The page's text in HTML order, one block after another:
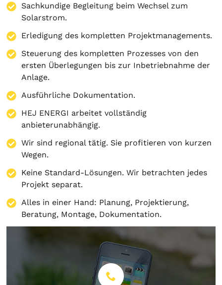
Sachkundige Begleitung beim Wechsel zum
Solarstrom.
Erledigung des kompletten Projektmanagements.
Steuerung des kompletten Prozesses von den
ersten Überlegungen bis zur Inbetriebnahme der
Anlage.
Ausführliche Dokumentation.
HEJ ENERGI arbeitet vollständig
anbieterunabhängig.
Wir sind regional tätig. Sie profitieren von kurzen
Wegen.
Keine Standard-Lösungen. Wir betrachten jedes
Projekt separat.
Alles in einer Hand: Planung, Projektierung,
Beratung, Montage, Dokumentation.